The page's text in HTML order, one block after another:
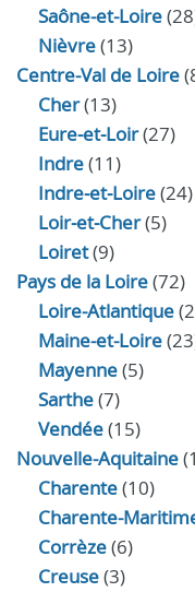
Saône-et-Loire
Nièvre(13)
Centre-Val de Loire
Cher(13)
Eure‑et‑Loir(27)
Indre(11)
Indre‑et‑Loire(24)
Loir‑et‑Cher(5)
Loiret(9)
Pays de la Loire(72)
Loire-Atlantique
Maine-et-Loire
Mayenne(5)
Sarthe(7)
Vendée(15)
Nouvelle-Aquitaine
Charente(10)
Charente-
Corrèze(6)
Creuse(3)